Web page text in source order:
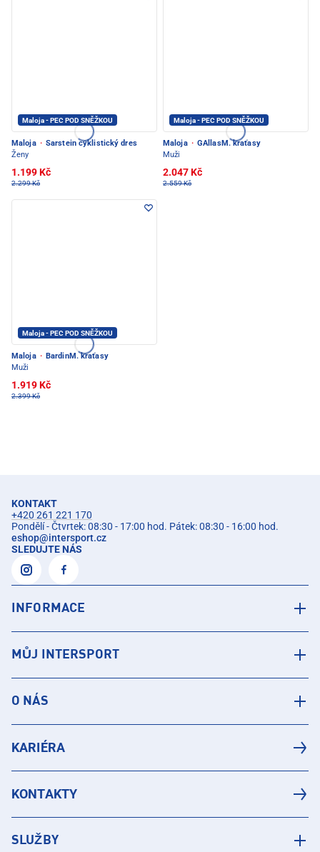
Maloja - PEC POD SNĚŽKOU
Maloja · Sarstein cyklistický dres
Ženy
1.199 Kč
2.299 Kč
Maloja - PEC POD SNĚŽKOU
Maloja · GAllasM. kraťasy
Muži
2.047 Kč
2.559 Kč
Maloja - PEC POD SNĚŽKOU
Maloja · BardinM. kraťasy
Muži
1.919 Kč
2.399 Kč
KONTAKT
+420 261 221 170
Pondělí - Čtvrtek: 08:30 - 17:00 hod. Pátek: 08:30 - 16:00 hod.
eshop@intersport.cz
SLEDUJTE NÁS
INFORMACE
MŮJ INTERSPORT
O NÁS
KARIÉRA
KONTAKTY
SLUŽBY